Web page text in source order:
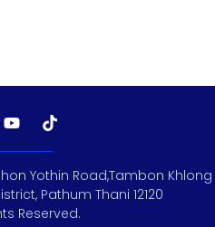
Yothin Road,Tambon Khlong
Pathum Thani 12120
Reserved.